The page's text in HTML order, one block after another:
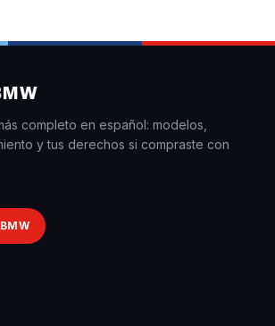
completo en español: modelos,
y tus derechos si compraste con